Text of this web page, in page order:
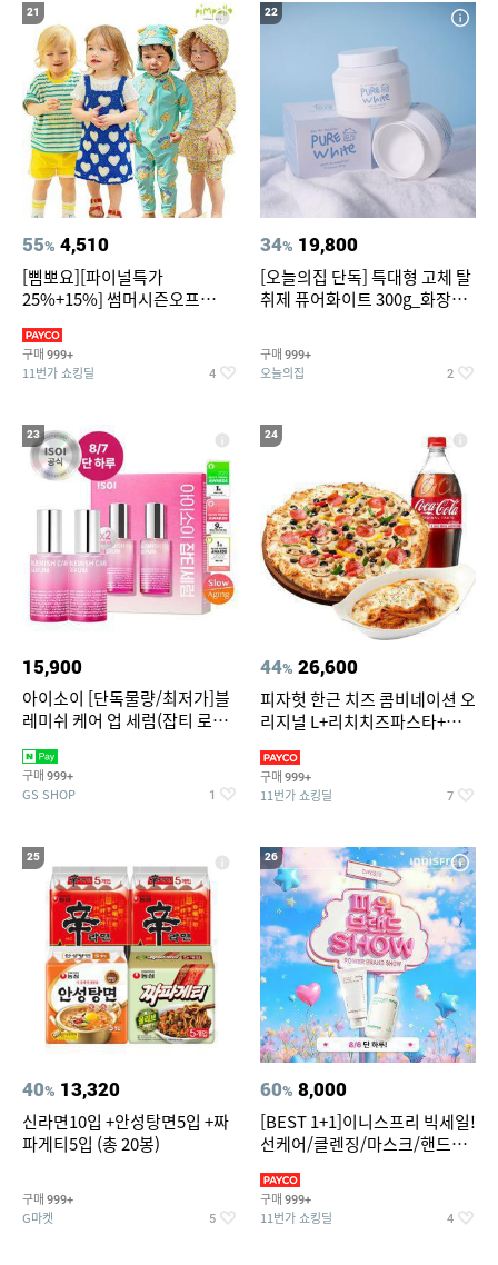
21
55% 4,510
[삠뽀요][파이널특가
25%+15%] 썸머시즌오프
영복/티셔츠/
구매 999+
11번가 쇼킹딜 4
22
34% 19,800
[오늘의집 단독] 특대형 고체 탈
취제 퓨어화이트 300g_화장실
구매 999+
오늘의집 2
23
15,900
아이소이 [단독물량/최저가]블
레미쉬 케어 업 세럼(잡티 로즈
2027-04-24)
구매 999+
GS SHOP 1
24
44% 26,600
피자헛 한근 치즈 콤비네이션 오
리지널 L+리치치즈파스타+콜
구매 999+
11번가 쇼킹딜 7
25
40% 13,320
신라면10입 +안성탕면5입 +짜
파게티5입 (총 20봉)
구매 999+
G마켓 5
26
60% 8,000
[BEST 1+1]이니스프리 빅세일!
선케어/클렌징/마스크/핸드크
구매 999+
11번가 쇼킹딜 4